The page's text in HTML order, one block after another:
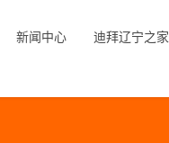
新闻中心 迪拜辽宁之家